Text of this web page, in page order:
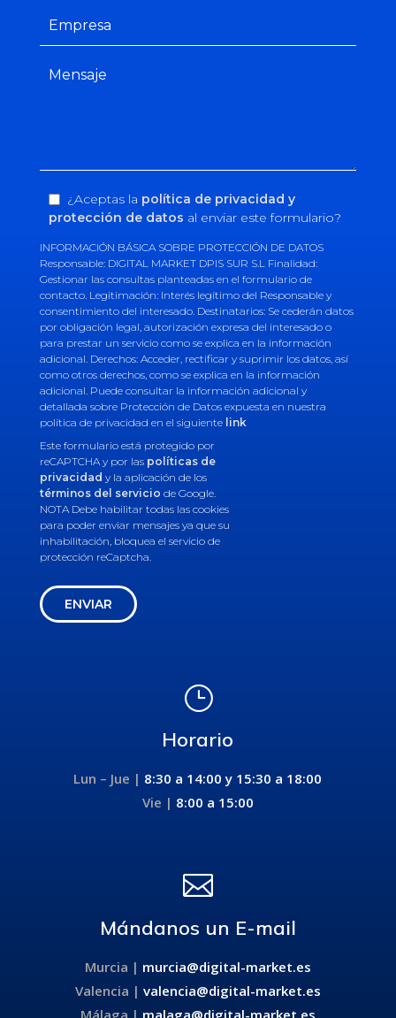
¿Aceptas la política de privacidad y
protección de datos al enviar este formulario?
INFORMACIÓN BÁSICA SOBRE PROTECCIÓN DE DATOS
Responsable: DIGITAL MARKET DPIS SUR S.L Finalidad:
Gestionar las consultas planteadas en el formulario de
contacto. Legitimación: Interés legítimo del Responsable y
consentimiento del interesado. Destinatarios: Se cederán datos
por obligación legal, autorización expresa del interesado o
para prestar un servicio como se explica en la información
adicional. Derechos: Acceder, rectificar y suprimir los datos, así
como otros derechos, como se explica en la información
adicional. Puede consultar la información adicional y
detallada sobre Protección de Datos expuesta en nuestra
política de privacidad en el siguiente link
Este formulario está protegido por
reCAPTCHA y por las políticas de
privacidad y la aplicación de los
términos del servicio de Google.
NOTA Debe habilitar todas las cookies
para poder enviar mensajes ya que su
inhabilitación, bloquea el servicio de
protección reCaptcha.
ENVIAR
}
Horario
Lun – Jue | 8:30 a 14:00 y 15:30 a 18:00
Vie | 8:00 a 15:00

Mándanos un E-mail
Murcia | murcia@digital-market.es
Valencia | valencia@digital-market.es